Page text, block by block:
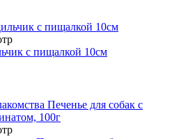
с пищалкой 10см